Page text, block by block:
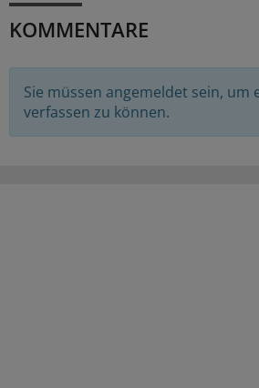
KOMMENTARE
Sie müssen angemeldet sein, um
verfassen zu können.